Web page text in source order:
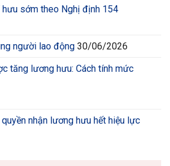
sớm theo Nghị định 154
người lao động 30/06/2026
tăng lương hưu: Cách tính mức
nhận lương hưu hết hiệu lực